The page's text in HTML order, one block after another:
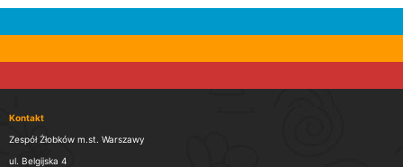
Kontakt
Zespół Żłobków m.st. Warszawy
ul. Belgijska 4